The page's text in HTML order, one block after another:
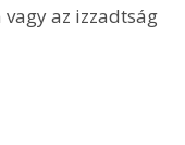
az izzadtság